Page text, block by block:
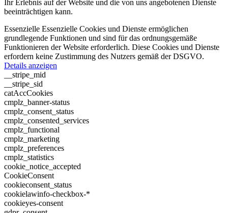
Ihr Erlebnis auf der Website und die von uns angebotenen Dienste
beeinträchtigen kann.
Essenzielle Essenzielle Cookies und Dienste ermöglichen
grundlegende Funktionen und sind für das ordnungsgemäße
Funktionieren der Website erforderlich. Diese Cookies und Dienste
erfordern keine Zustimmung des Nutzers gemäß der DSGVO.
Details anzeigen
__stripe_mid
__stripe_sid
catAccCookies
cmplz_banner-status
cmplz_consent_status
cmplz_consented_services
cmplz_functional
cmplz_marketing
cmplz_preferences
cmplz_statistics
cookie_notice_accepted
CookieConsent
cookieconsent_status
cookielawinfo-checkbox-*
cookieyes-consent